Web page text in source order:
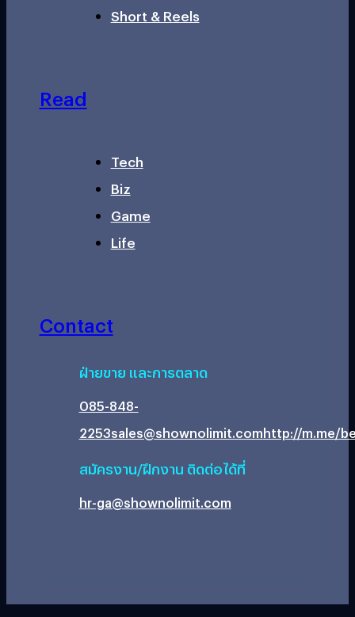
Short & Reels
Read
Tech
Biz
Game
Life
Contact
ฝ่ายขาย และการตลาด
085-848-
2253sales@shownolimit.comhttp://m.me/
สมัครงาน/ฝึกงาน ติดต่อได้ที่
hr-ga@shownolimit.com